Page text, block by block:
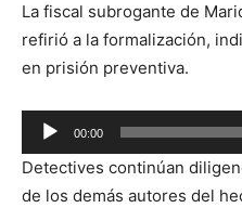
La fiscal subrogante de
refirió a la formalización,
en prisión preventiva.
Reproductor
de
audio
00:00
Detectives continúan
de los demás autores del